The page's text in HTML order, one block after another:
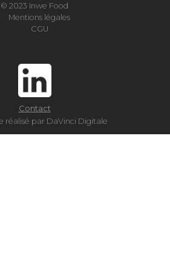
© 2023 Inwe Food
Mentions légales
CGU
réalisé par DaVinci Digitale
Contact